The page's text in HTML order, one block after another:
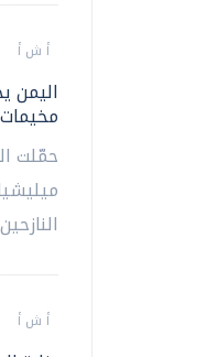
أ ش أ
اليمن
مخيمات
حمّلت
أ ش أ